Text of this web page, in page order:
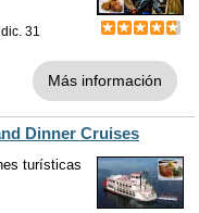
dic. 31
Más información
Dinner Cruises
turísticas